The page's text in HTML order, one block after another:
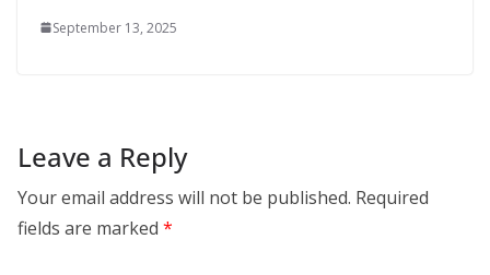
September 13, 2025
Leave a Reply
Your email address will not be published. Required
fields are marked *